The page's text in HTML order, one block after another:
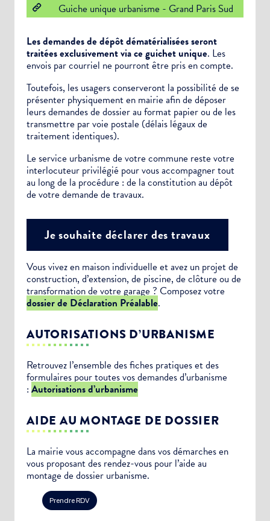
Guiche unique urbanisme - Grand Paris Sud
Les demandes de dépôt dématérialisées seront
traitées exclusivement via ce guichet unique. Les
envois par courriel ne pourront être pris en compte.
Toutefois, les usagers conserveront la possibilité de se
présenter physiquement en mairie afin de déposer
leurs demandes de dossier au format papier ou de les
transmettre par voie postale (délais légaux de
traitement identiques).
Le service urbanisme de votre commune reste votre
interlocuteur privilégié pour vous accompagner tout
au long de la procédure : de la constitution au dépôt
de votre demande de travaux.
Je souhaite déclarer des travaux
Vous vivez en maison individuelle et avez un projet de
construction, d’extension, de piscine, de clôture ou de
transformation de votre garage ? Composez votre
dossier de Déclaration Préalable.
AUTORISATIONS D’URBANISME
Retrouvez l’ensemble des fiches pratiques et des
formulaires pour toutes vos demandes d’urbanisme
: Autorisations d’urbanisme
AIDE AU MONTAGE DE DOSSIER
La mairie vous accompagne dans vos démarches en
vous proposant des rendez-vous pour l’aide au
montage de dossier urbanisme.